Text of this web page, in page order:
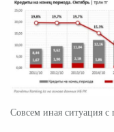
Совсем иная ситуация с